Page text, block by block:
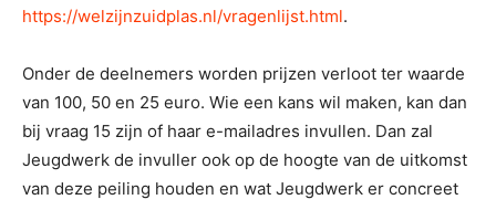
https://welzijnzuidplas.nl/vragenlijst.html.
Onder de deelnemers worden prijzen verloot ter waarde
van 100, 50 en 25 euro. Wie een kans wil maken, kan dan
bij vraag 15 zijn of haar e-mailadres invullen. Dan zal
Jeugdwerk de invuller ook op de hoogte van de uitkomst
van deze peiling houden en wat Jeugdwerk er concreet